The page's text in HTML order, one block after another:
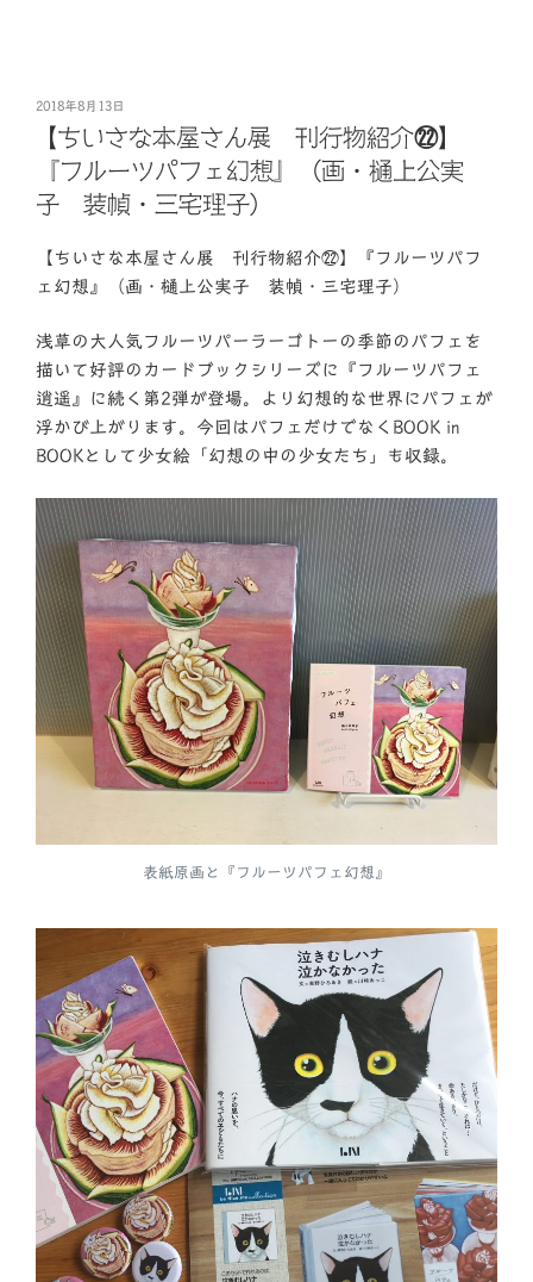
投
日:
2018年8月13日
【ちいさな本屋さん展 刊行物紹介㉒】
『フルーツパフェ幻想』（画・樋上公実
子 装幀・三宅理子）
【ちいさな本屋さん展 刊行物紹介㉒】『フルーツパフ
ェ幻想』（画・樋上公実子 装幀・三宅理子）
浅草の大人気フルーツパーラーゴトーの季節のパフェを
描いて好評のカードブックシリーズに『フルーツパフェ
逍遥』に続く第2弾が登場。より幻想的な世界にパフェが
浮かび上がります。今回はパフェだけでなくBOOK in
BOOKとして少女絵「幻想の中の少女たち」も収録。
表紙原画と『フルーツパフェ幻想』